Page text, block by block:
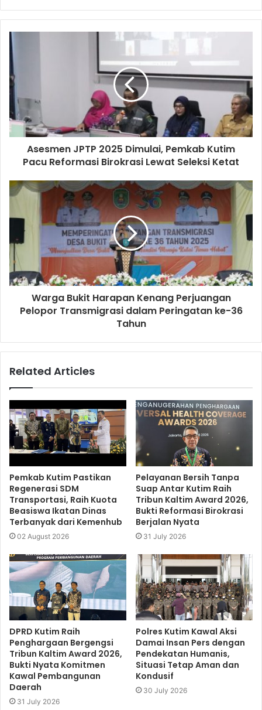
Asesmen JPTP 2025 Dimulai, Pemkab Kutim
Pacu Reformasi Birokrasi Lewat Seleksi Ketat
Warga Bukit Harapan Kenang Perjuangan
Pelopor Transmigrasi dalam Peringatan ke-36
Tahun
Related Articles
Pemkab Kutim Pastikan
Regenerasi SDM
Transportasi, Raih Kuota
Beasiswa Ikatan Dinas
Terbanyak dari Kemenhub
02 August 2026
Pelayanan Bersih Tanpa
Suap Antar Kutim Raih
Tribun Kaltim Award 2026,
Bukti Reformasi Birokrasi
Berjalan Nyata
31 July 2026
DPRD Kutim Raih
Penghargaan Bergengsi
Tribun Kaltim Award 2026,
Bukti Nyata Komitmen
Kawal Pembangunan
Daerah
31 July 2026
Polres Kutim Kawal Aksi
Damai Insan Pers dengan
Pendekatan Humanis,
Situasi Tetap Aman dan
Kondusif
30 July 2026